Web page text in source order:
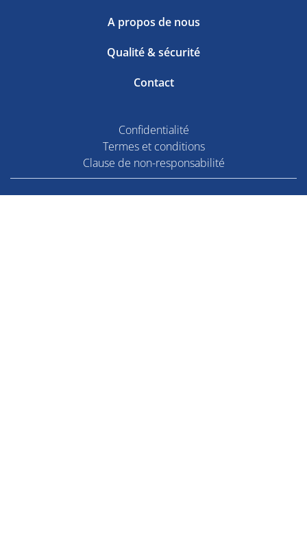
A propos de nous
Qualité & sécurité
Contact
Confidentialité
Termes et conditions
Clause de non-responsabilité